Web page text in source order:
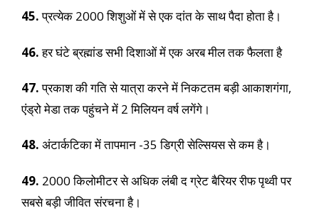
45.प्रत्येक 2000 शिशुओं में से एक दांत के साथ पैदा होता है।
46.हर घंटे ब्रह्मांड सभी दिशाओं में एक अरब मील तक फैलता है
47.प्रकाश की गति से यात्रा करने में निकटतम बड़ी आकाशगंगा,
एंड्रो मेडा तक पहुंचने में 2 मिलियन वर्ष लगेंगे।
48. अंटार्कटिका में तापमान -35 डिग्री सेल्सियस से कम है।
49. 2000 किलोमीटर से अधिक लंबी द ग्रेट बैरियर रीफ पृथ्वी पर
सबसे बड़ी जीवित संरचना है।